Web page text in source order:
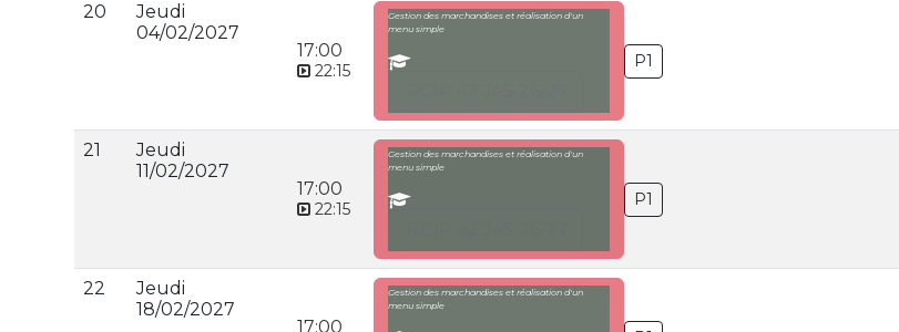
20
Jeudi
04/02/2027
17:00
22:15
Gestion des marchandises et réalisation d'un
menu simple
P1
21
Jeudi
11/02/2027
17:00
22:15
Gestion des marchandises et réalisation d'un
menu simple
P1
22
Jeudi
18/02/2027
17:00
Gestion des marchandises et réalisation d'un
menu simple